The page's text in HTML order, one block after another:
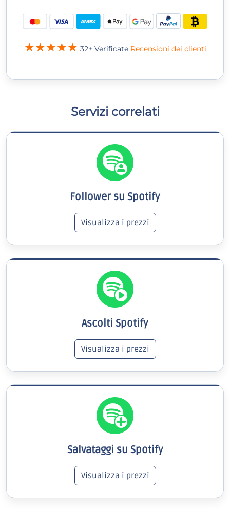
32+ Verificate Recensioni dei clienti
Servizi correlati
Follower su Spotify
Visualizza i prezzi
Ascolti Spotify
Visualizza i prezzi
Salvataggi su Spotify
Visualizza i prezzi